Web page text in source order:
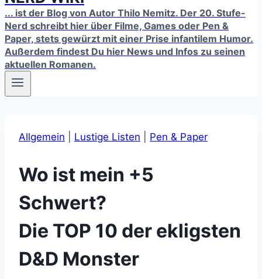
... ist der Blog von Autor Thilo Nemitz. Der 20. Stufe-
Nerd schreibt hier über Filme, Games oder Pen &
Paper, stets gewürzt mit einer Prise infantilem Humor.
Außerdem findest Du hier News und Infos zu seinen
aktuellen Romanen.
Allgemein Lustige Listen Pen & Paper
Wo ist mein +5
Schwert?
Die TOP 10 der ekligsten
D&D Monster